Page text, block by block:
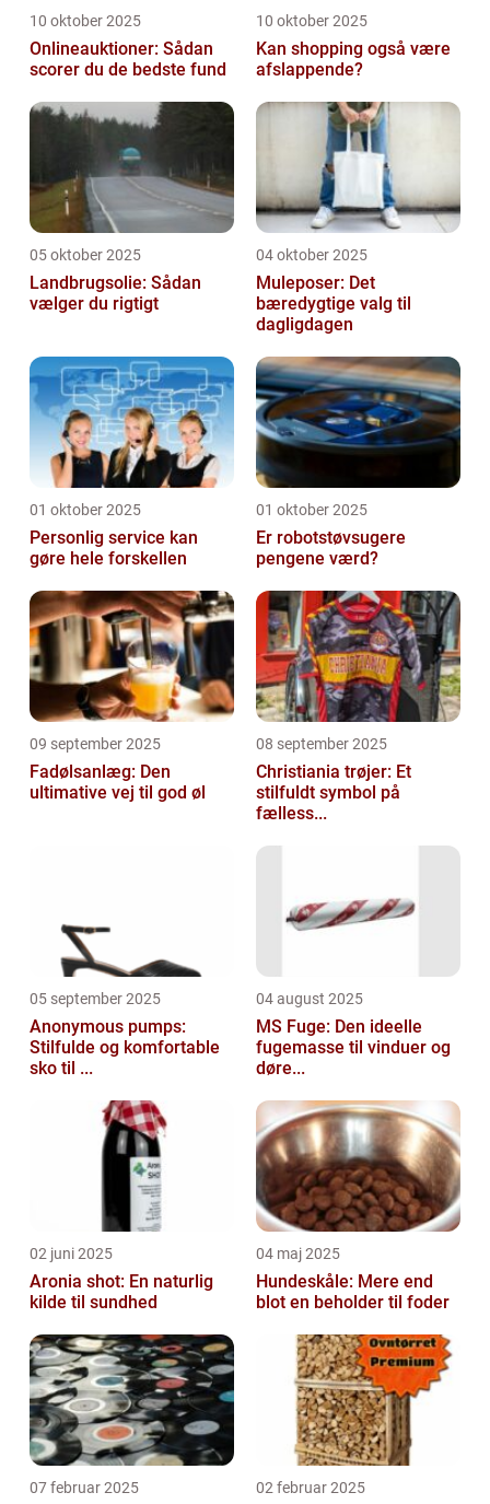
10 oktober 2025
Onlineauktioner: Sådan
scorer du de bedste fund
10 oktober 2025
Kan shopping også være
afslappende?
05 oktober 2025
Landbrugsolie: Sådan
vælger du rigtigt
04 oktober 2025
Muleposer: Det
bæredygtige valg til
dagligdagen
01 oktober 2025
Personlig service kan
gøre hele forskellen
01 oktober 2025
Er robotstøvsugere
pengene værd?
09 september 2025
Fadølsanlæg: Den
ultimative vej til god øl
08 september 2025
Christiania trøjer: Et
stilfuldt symbol på
fælless...
05 september 2025
Anonymous pumps:
Stilfulde og komfortable
sko til ...
04 august 2025
MS Fuge: Den ideelle
fugemasse til vinduer og
døre...
02 juni 2025
Aronia shot: En naturlig
kilde til sundhed
04 maj 2025
Hundeskåle: Mere end
blot en beholder til foder
07 februar 2025 02 februar 2025